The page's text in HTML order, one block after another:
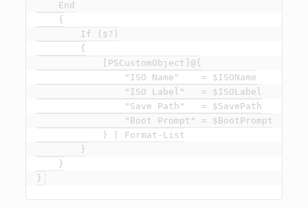
    End
    {
        If ($?)
        {
            [PSCustomObject]@{
                "ISO Name"    = $ISOName
                "ISO Label"   = $ISOLabel
                "Save Path"   = $SavePath
                "Boot Prompt" = $BootPrompt
            } | Format-List
        }
    }
}